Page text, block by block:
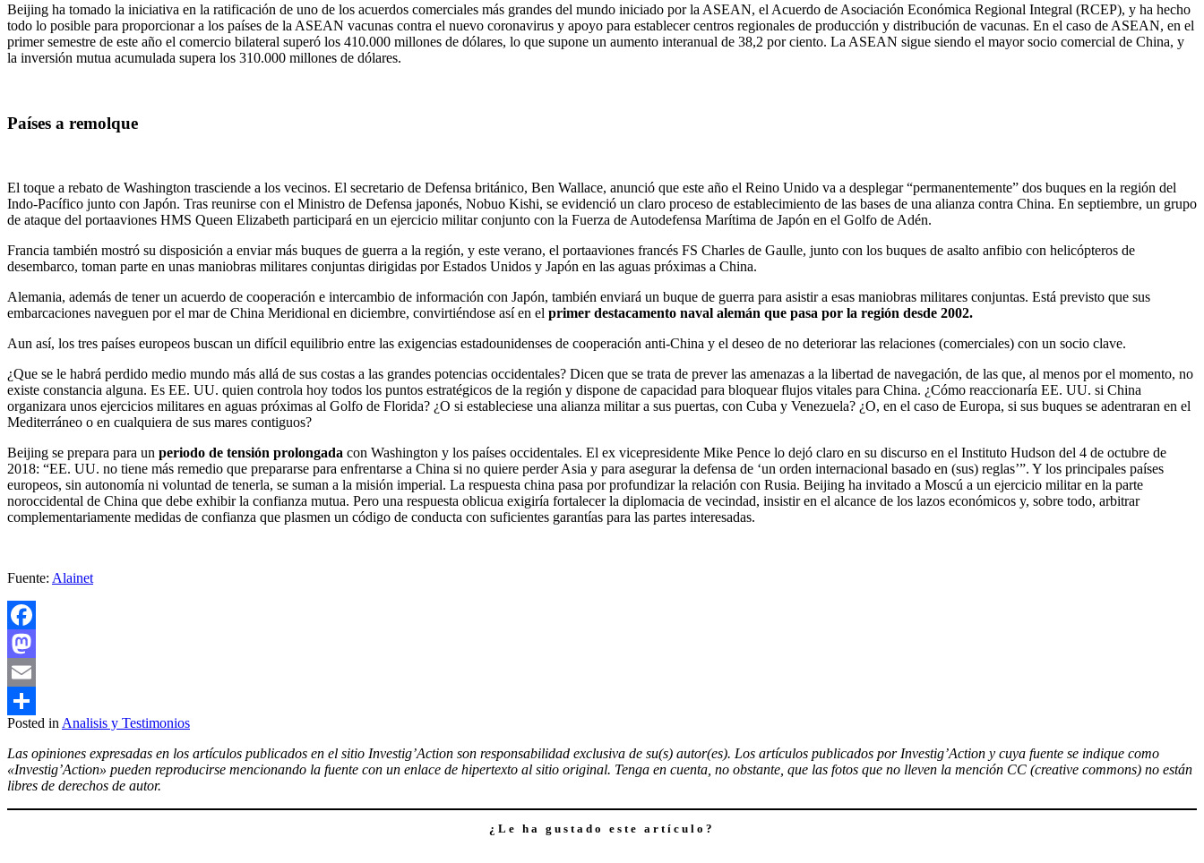
Beijing ha tomado la iniciativa en la ratificación de uno de los acuerdos comerciales más grandes del mundo iniciado por la ASEAN, el Acuerdo de Asociación Económica Regional Integral (RCEP), y ha hecho
todo lo posible para proporcionar a los países de la ASEAN vacunas contra el nuevo coronavirus y apoyo para establecer centros regionales de producción y distribución de vacunas. En el caso de ASEAN, en el
primer semestre de este año el comercio bilateral superó los 410.000 millones de dólares, lo que supone un aumento interanual de 38,2 por ciento. La ASEAN sigue siendo el mayor socio comercial de China, y
la inversión mutua acumulada supera los 310.000 millones de dólares.
Países a remolque
El toque a rebato de Washington trasciende a los vecinos. El secretario de Defensa británico, Ben Wallace, anunció que este año el Reino Unido va a desplegar “permanentemente” dos buques en la región del
Indo-Pacífico junto con Japón. Tras reunirse con el Ministro de Defensa japonés, Nobuo Kishi, se evidenció un claro proceso de establecimiento de las bases de una alianza contra China. En septiembre, un grupo
de ataque del portaaviones HMS Queen Elizabeth participará en un ejercicio militar conjunto con la Fuerza de Autodefensa Marítima de Japón en el Golfo de Adén.
Francia también mostró su disposición a enviar más buques de guerra a la región, y este verano, el portaaviones francés FS Charles de Gaulle, junto con los buques de asalto anfibio con helicópteros de
desembarco, toman parte en unas maniobras militares conjuntas dirigidas por Estados Unidos y Japón en las aguas próximas a China.
Alemania, además de tener un acuerdo de cooperación e intercambio de información con Japón, también enviará un buque de guerra para asistir a esas maniobras militares conjuntas. Está previsto que sus
embarcaciones naveguen por el mar de China Meridional en diciembre, convirtiéndose así en el primer destacamento naval alemán que pasa por la región desde 2002.
Aun así, los tres países europeos buscan un difícil equilibrio entre las exigencias estadounidenses de cooperación anti-China y el deseo de no deteriorar las relaciones (comerciales) con un socio clave.
¿Que se le habrá perdido medio mundo más allá de sus costas a las grandes potencias occidentales? Dicen que se trata de prever las amenazas a la libertad de navegación, de las que, al menos por el momento, no
existe constancia alguna. Es EE. UU. quien controla hoy todos los puntos estratégicos de la región y dispone de capacidad para bloquear flujos vitales para China. ¿Cómo reaccionaría EE. UU. si China
organizara unos ejercicios militares en aguas próximas al Golfo de Florida? ¿O si estableciese una alianza militar a sus puertas, con Cuba y Venezuela? ¿O, en el caso de Europa, si sus buques se adentraran en el
Mediterráneo o en cualquiera de sus mares contiguos?
Beijing se prepara para un periodo de tensión prolongada con Washington y los países occidentales. El ex vicepresidente Mike Pence lo dejó claro en su discurso en el Instituto Hudson del 4 de octubre de
2018: “EE. UU. no tiene más remedio que prepararse para enfrentarse a China si no quiere perder Asia y para asegurar la defensa de ‘un orden internacional basado en (sus) reglas’”. Y los principales países
europeos, sin autonomía ni voluntad de tenerla, se suman a la misión imperial. La respuesta china pasa por profundizar la relación con Rusia. Beijing ha invitado a Moscú a un ejercicio militar en la parte
noroccidental de China que debe exhibir la confianza mutua. Pero una respuesta oblicua exigiría fortalecer la diplomacia de vecindad, insistir en el alcance de los lazos económicos y, sobre todo, arbitrar
complementariamente medidas de confianza que plasmen un código de conducta con suficientes garantías para las partes interesadas.
Fuente: Alainet
Facebook
Mastodon
Email
Compartir
Posted in Analisis y Testimonios
Las opiniones expresadas en los artículos publicados en el sitio Investig’Action son responsabilidad exclusiva de su(s) autor(es). Los artículos publicados por Investig’Action y cuya fuente se indique como
«Investig’Action» pueden reproducirse mencionando la fuente con un enlace de hipertexto al sitio original. Tenga en cuenta, no obstante, que las fotos que no lleven la mención CC (creative commons) no están
libres de derechos de autor.
¿Le ha gustado este artículo?